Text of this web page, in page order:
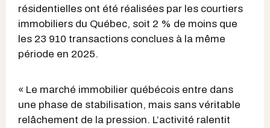
résidentielles ont été réalisées par les courtiers
immobiliers du Québec, soit 2 % de moins que
les 23 910 transactions conclues à la même
période en 2025.
« Le marché immobilier québécois entre dans
une phase de stabilisation, mais sans véritable
relâchement de la pression. L’activité ralentit